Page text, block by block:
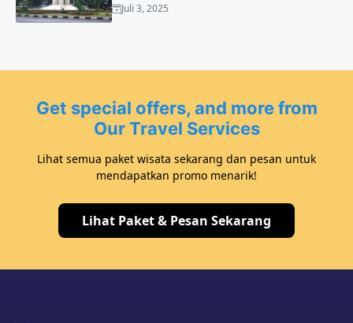
Juli 3, 2025
Get special offers, and more from
Our Travel Services
Lihat semua paket wisata sekarang dan pesan untuk
mendapatkan promo menarik!
Lihat Paket & Pesan Sekarang